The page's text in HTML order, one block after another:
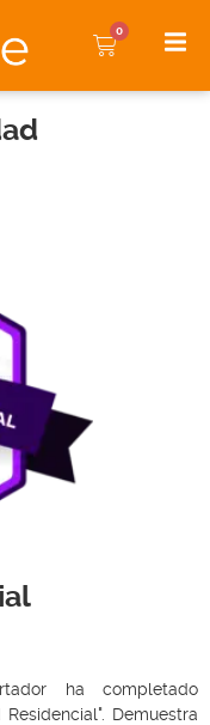
0
ha completado
Demuestra